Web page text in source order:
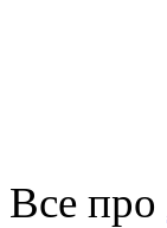
Все про